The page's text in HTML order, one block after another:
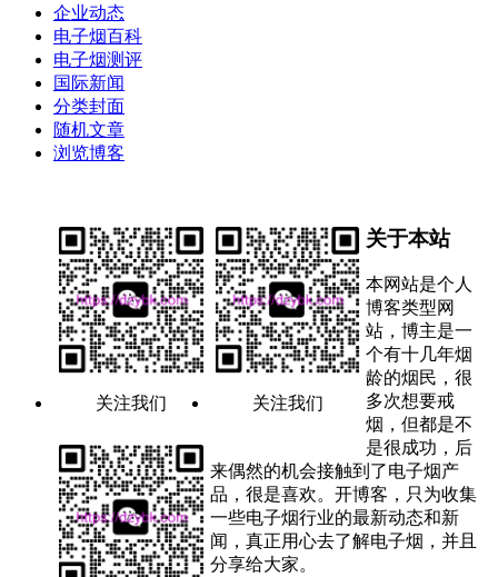
企业动态
电子烟百科
电子烟测评
国际新闻
分类封面
随机文章
浏览博客
关注我们 关注我们
关于本站
本网站是个人
博客类型网
站，博主是一
个有十几年烟
龄的烟民，很
多次想要戒
烟，但都是不
是很成功，后
来偶然的机会接触到了电子烟产
品，很是喜欢。开博客，只为收集
一些电子烟行业的最新动态和新
闻，真正用心去了解电子烟，并且
分享给大家。